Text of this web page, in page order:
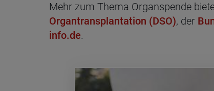
Mehr zum Thema Organspende
Organtransplantation (DSO), der
info.de.